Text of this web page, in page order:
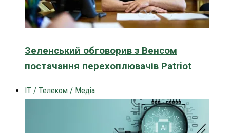
Зеленський обговорив з Венсом
постачання перехоплювачів Patriot
IT / Телеком / Медіа